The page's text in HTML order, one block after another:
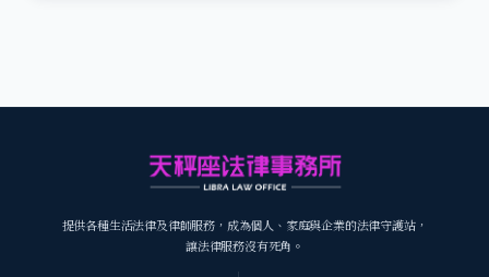
提供各種生活法律及律師服務，成為個人、家庭與企業的法律守護站，
讓法律服務沒有死角。